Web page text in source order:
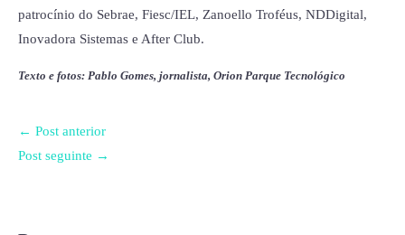
patrocínio do Sebrae, Fiesc/IEL, Zanoello Troféus, NDDigital,
Inovadora Sistemas e After Club.
Texto e fotos: Pablo Gomes, jornalista, Orion Parque Tecnológico
← Post anterior
Post seguinte →